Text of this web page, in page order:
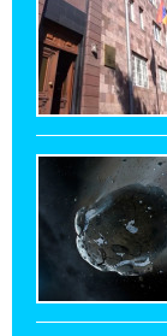
приложении